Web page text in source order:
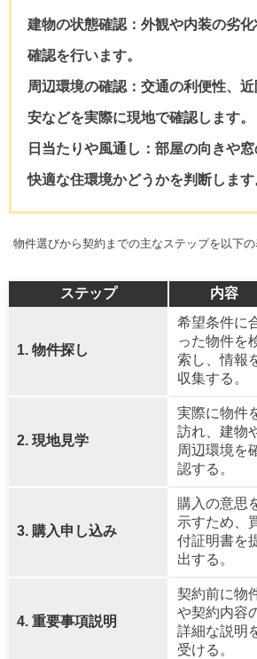
建物の状態確認： 外観や内装の劣
確認を行います。
周辺環境の確認： 交通の利便性、
安などを実際に現地で確認します。
日当たりや風通し： 部屋の向きや窓
快適な住環境かどうかを判断します
物件選びから契約までの主なステップを以下の
ステップ 内容
1. 物件探し
希望条件に
った物件を
索し、情報
収集する。
2. 現地見学
実際に物件
訪れ、建物
周辺環境を
認する。
3. 購入申し込み
購入の意思
示すため、
付証明書を
出する。
4. 重要事項説明
契約前に物
や契約内容
詳細な説明
受ける。